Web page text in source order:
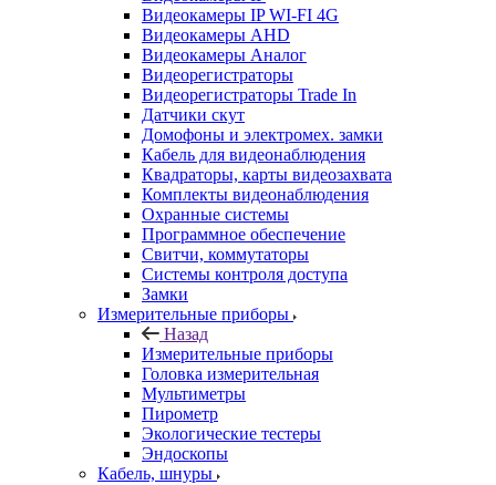
Видеокамеры IP WI-FI 4G
Видеокамеры AHD
Видеокамеры Аналог
Видеорегистраторы
Видеорегистраторы Trade In
Датчики скут
Домофоны и электромех. замки
Кабель для видеонаблюдения
Квадраторы, карты видеозахвата
Комплекты видеонаблюдения
Охранные системы
Программное обеспечение
Свитчи, коммутаторы
Системы контроля доступа
Замки
Измерительные приборы
Назад
Измерительные приборы
Головка измерительная
Мультиметры
Пирометр
Экологические тестеры
Эндоскопы
Кабель, шнуры